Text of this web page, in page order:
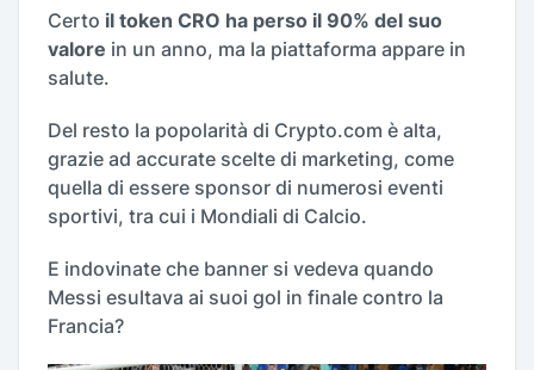
Certo il token CRO ha perso il 90% del suo
valore in un anno, ma la piattaforma appare in
salute.
Del resto la popolarità di Crypto.com è alta,
grazie ad accurate scelte di marketing, come
quella di essere sponsor di numerosi eventi
sportivi, tra cui i Mondiali di Calcio.
E indovinate che banner si vedeva quando
Messi esultava ai suoi gol in finale contro la
Francia?